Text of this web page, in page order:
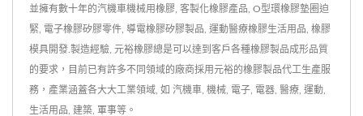
並擁有數十年的汽機車機械用橡膠, 客製化橡膠產品, O型環橡膠墊圈迫
緊, 電子橡膠矽膠零件, 導電橡膠矽膠製品, 運動醫療橡膠生活用品, 橡膠
模具開發.製造經驗, 元裕橡膠總是可以達到客戶各種橡膠製品成形品質
的要求，目前已有許多不同領域的廠商採用元裕的橡膠製品代工生產服
務，產業涵蓋各大大工業領域, 如 汽機車, 機械, 電子, 電器, 醫療, 運動,
生活用品, 建築, 軍事等。